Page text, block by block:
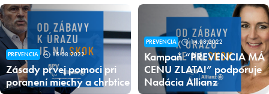
PREVENCIA 15.08.2022
Zásady prvej pomoci pri
poranení miechy a chrbtice
PREVENCIA 14.08.2022
Kampaň “PREVENCIA MÁ
CENU ZLATA!” podporuje
Nadácia Allianz